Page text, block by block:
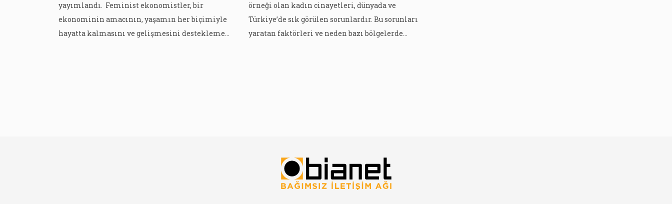
yayımlandı. Feminist ekonomistler, bir
ekonominin amacının, yaşamın her biçimiyle
hayatta kalmasını ve gelişmesini desteklemek
örneği olan kadın cinayetleri, dünyada ve
Türkiye’de sık görülen sorunlardır. Bu sorunları
yaratan faktörleri ve neden bazı bölgelerde